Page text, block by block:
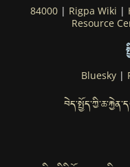
84000| Rigpa Wiki |
Resource
Bluesky|